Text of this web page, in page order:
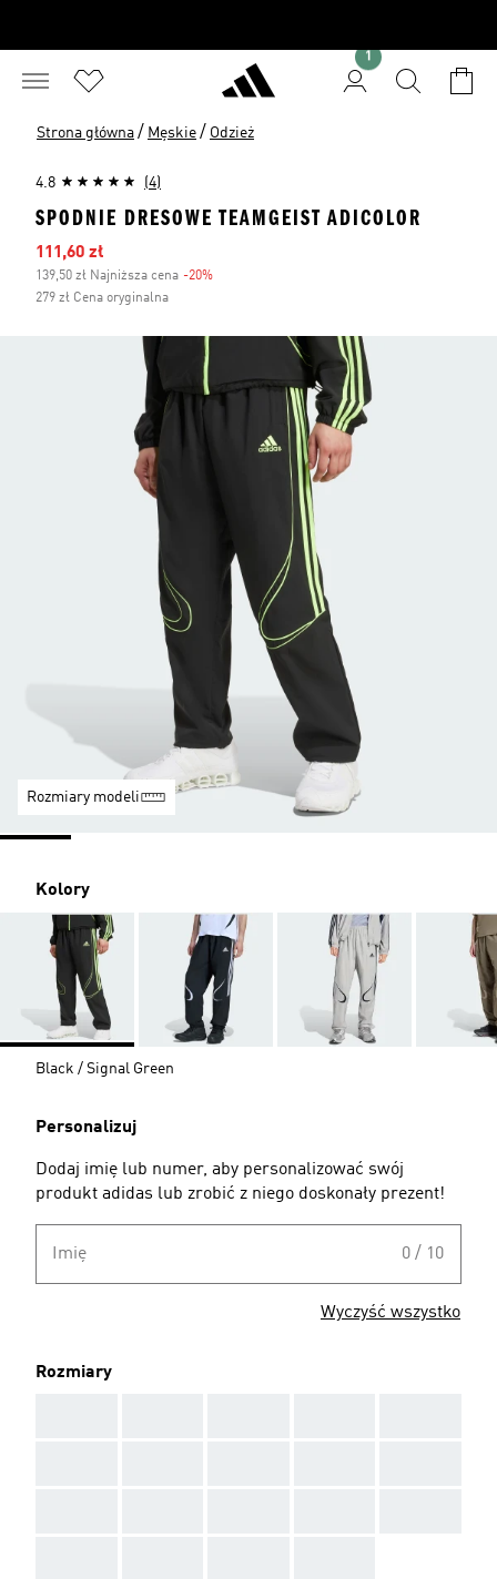
1
Strona główna / Męskie / Odzież
4.8 (4)
SPODNIE DRESOWE TEAMGEIST ADICOLOR
Ceny na wyprzedaży
111,60 zł
139,50 zł Najniższa cena -20%
279 zł Cena oryginalna
Rozmiary modeli
Kolory
Black / Signal Green
Personalizuj
Dodaj imię lub numer, aby personalizować swój
produkt adidas lub zrobić z niego doskonały prezent!
Imię 0 / 10
Wyczyść wszystko
Rozmiary